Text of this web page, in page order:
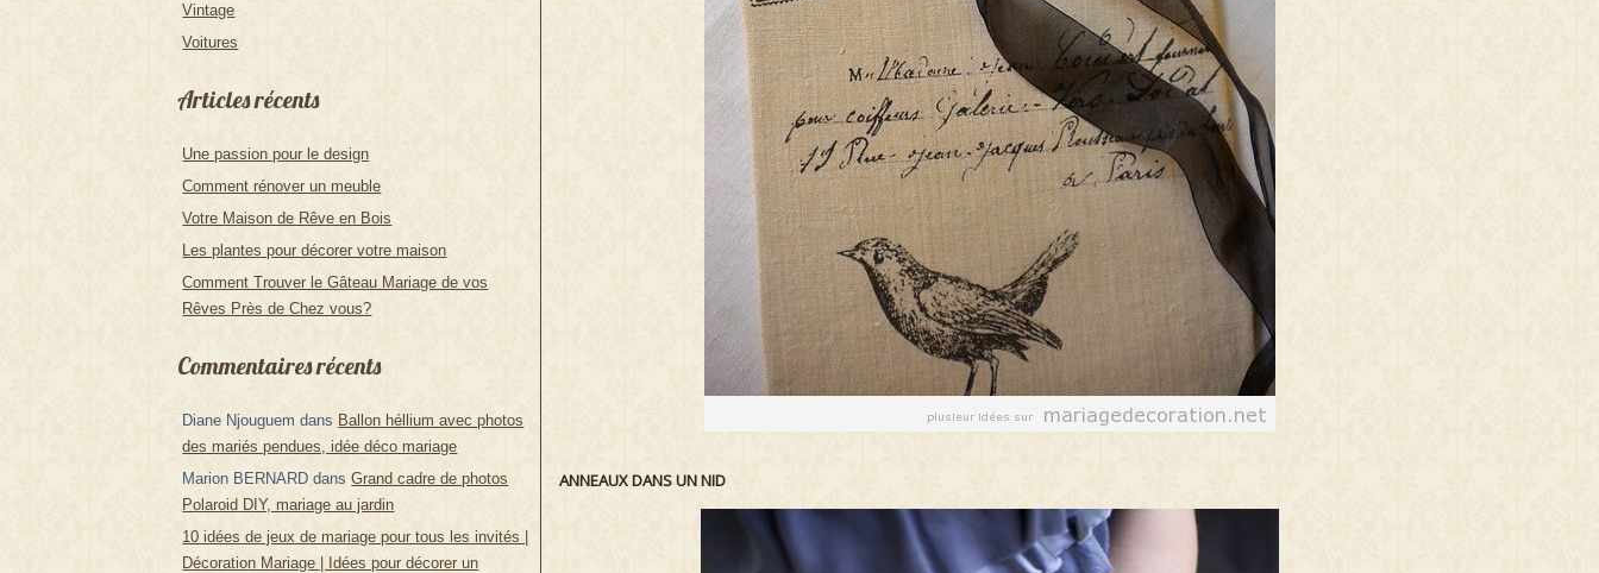
Vintage
Voitures
Articles récents
Une passion pour le design
Comment rénover un meuble
Votre Maison de Rêve en Bois
Les plantes pour décorer votre maison
Comment Trouver le Gâteau Mariage de vos
Rêves Près de Chez vous?
Commentaires récents
Diane Njouguem dans Ballon héllium avec photos
des mariés pendues, idée déco mariage
Marion BERNARD dansGrand cadre de photos
Polaroid DIY, mariage au jardin
10 idées de jeux de mariage pour tous les invités |
Décoration Mariage | Idées pour décorer un
ANNEAUX DANS UN NID